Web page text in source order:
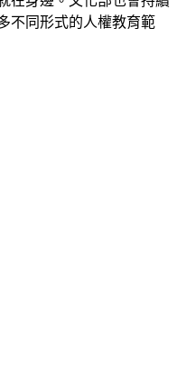
不同形式的人權教育範